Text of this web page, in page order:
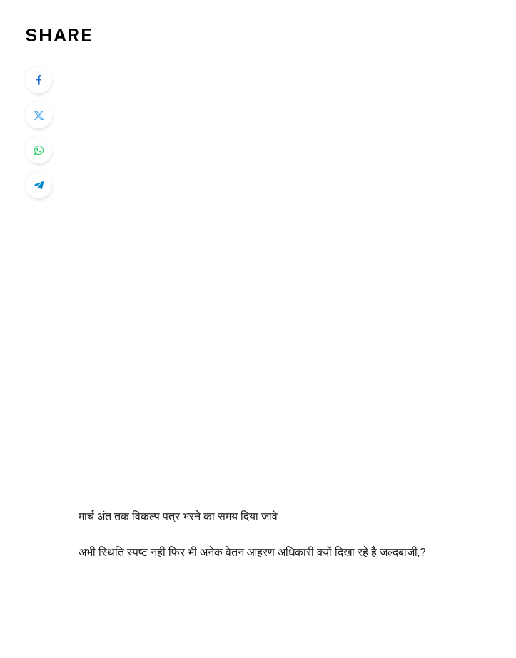
SHARE
मार्च अंत तक विकल्प पत्र भरने का समय दिया जावे
अभी स्थिति स्पष्ट नही फिर भी अनेक वेतन आहरण अधिकारी क्यों दिखा रहे है जल्दबाजी,?